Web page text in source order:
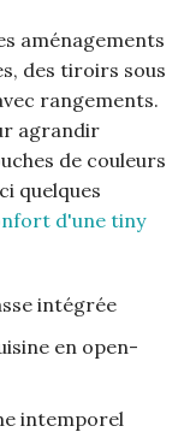
aménagements
des tiroirs sous
rangements.
agrandir
de couleurs
quelques
d'une tiny
intégrée
en open-
intemporel